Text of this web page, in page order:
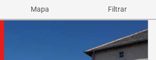
Mapa Filtrar